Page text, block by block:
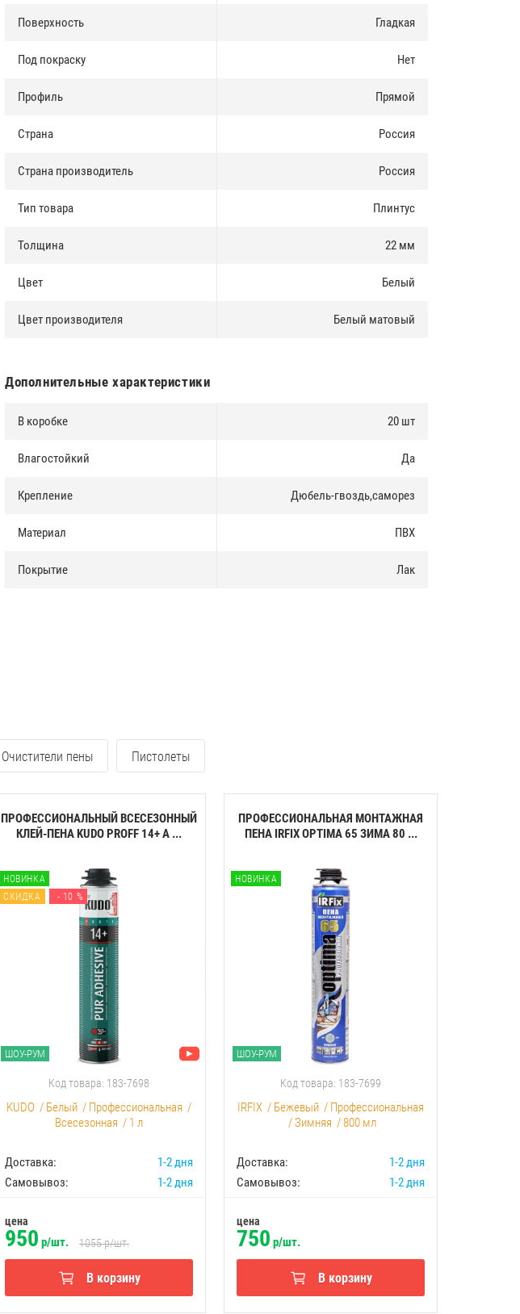
Поверхность Гладкая
Под покраску Нет
Профиль Прямой
Страна Россия
Страна производитель Россия
Тип товара Плинтус
Толщина 22 мм
Цвет Белый
Цвет производителя Белый матовый
Дополнительные характеристики
В коробке 20 шт
Влагостойкий Да
Крепление Дюбель-гвоздь,саморез
Материал ПВХ
Покрытие Лак
Очистители пены Пистолеты
ПРОФЕССИОНАЛЬНЫЙ ВСЕСЕЗОННЫЙ
КЛЕЙ-ПЕНА KUDO PROFF 14+ A ...
НОВИНКА
СКИДКА
- 10 %
ШОУ-РУМ
Код товара: 183-7698
KUDO / Белый / Профессиональная /
Всесезонная / 1 л
Доставка:
1-2 дня
Самовывоз:
1-2 дня
цена
950 р/шт. 1055р/шт.
В корзину
ПРОФЕССИОНАЛЬНАЯ МОНТАЖНАЯ
ПЕНА IRFIX OPTIMA 65 ЗИМА 80 ...
НОВИНКА
ШОУ-РУМ
Код товара: 183-7699
IRFIX / Бежевый / Профессиональная
/Зимняя /800 мл
Доставка:
1-2 дня
Самовывоз:
1-2 дня
цена
750 р/шт.
В корзину